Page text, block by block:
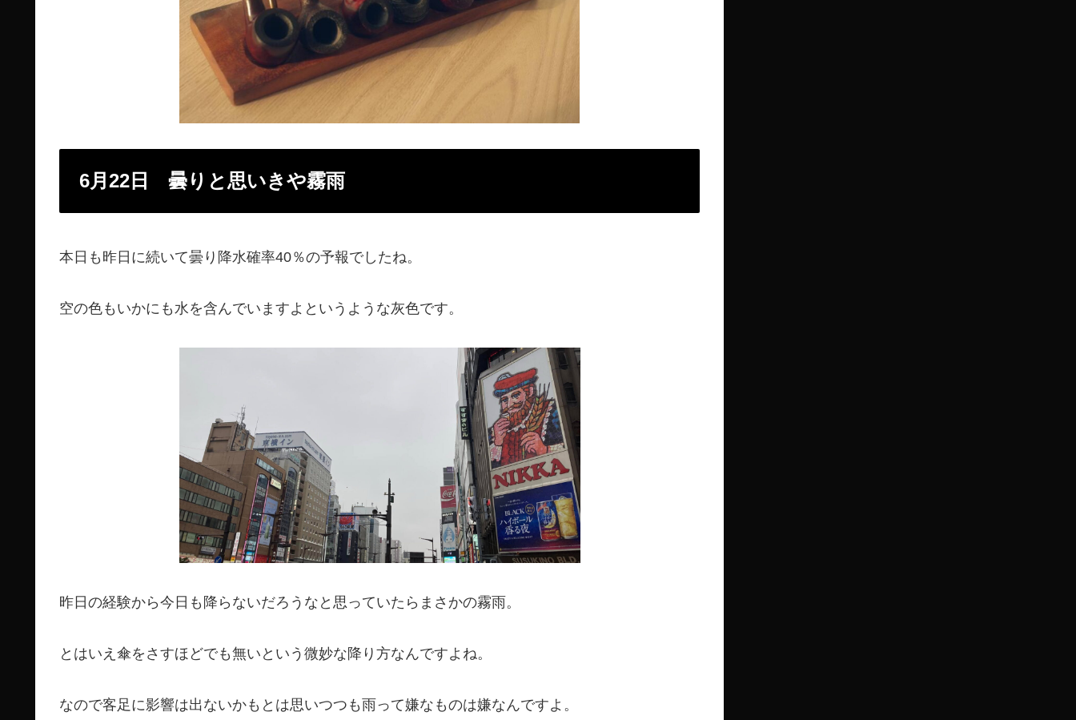
6月22日 曇りと思いきや霧雨
本日も昨日に続いて曇り降水確率40％の予報でしたね。
空の色もいかにも水を含んでいますよというような灰色です。
昨日の経験から今日も降らないだろうなと思っていたらまさかの霧雨。
とはいえ傘をさすほどでも無いという微妙な降り方なんですよね。
なので客足に影響は出ないかもとは思いつつも雨って嫌なものは嫌なんですよ。